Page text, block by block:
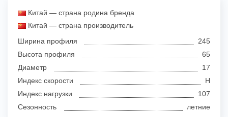
Китай — страна родина бренда
Китай — страна производитель
Ширина профиля
245
Высота профиля
65
Диаметр
17
Индекс скорости
H
Индекс нагрузки
107
Сезонность
летние